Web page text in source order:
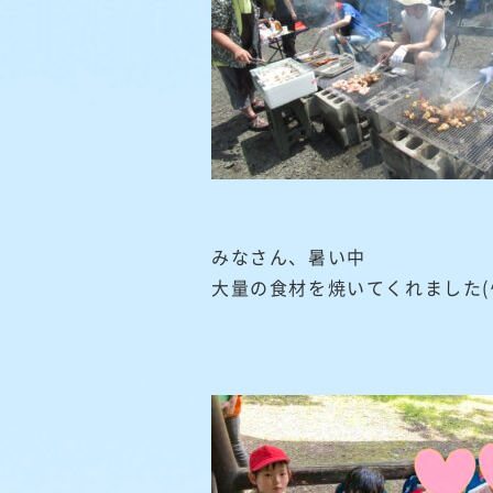
みなさん、暑い中
大量の食材を焼いてくれまし